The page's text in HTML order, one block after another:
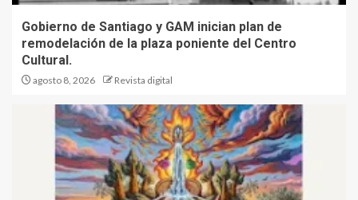
Gobierno de Santiago y GAM inician plan de
remodelación de la plaza poniente del Centro
Cultural.
agosto 8, 2026 Revista digital